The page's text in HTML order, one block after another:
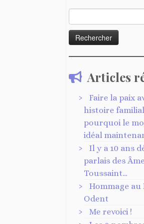
Articles
Faire la paix
histoire
pourquoi le
idéal
Il y a 10 ans
parlais des
Toussaint…
Hommage au
Odent
Me revoici !